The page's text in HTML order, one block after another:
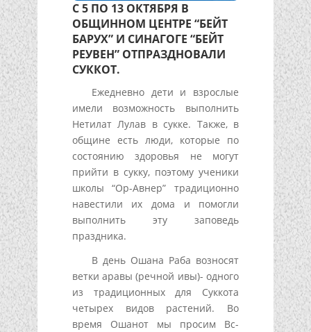
С 5 ПО 13 ОКТЯБРЯ В
ОБЩИННОМ ЦЕНТРЕ “БЕЙТ
БАРУХ” И СИНАГОГЕ “БЕЙТ
РЕУВЕН” ОТПРАЗДНОВАЛИ
СУККОТ.
Ежедневно дети и взрослые
имели возможность выполнить
Нетилат Лулав в сукке. Также, в
общине есть люди, которые по
состоянию здоровья не могут
прийти в сукку, поэтому ученики
школы “Ор-Авнер” традиционно
навестили их дома и помогли
выполнить эту заповедь
праздника.
В день Ошана Раба возносят
ветки аравы (речной ивы)- одного
из традиционных для Суккота
четырех видов растений. Во
время Ошанот мы просим Вс-